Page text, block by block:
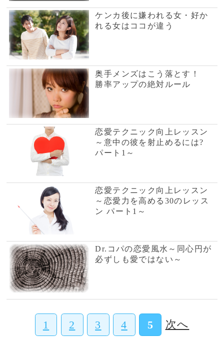
1 2 3 4 5 次へ
いま人気沸騰の電話占い
紅舟
断トツのリピート
率！数秘術、霊感タ
ロットの実力派鑑定
羽音
届ける鑑定師
花香美樹
します。
ジェンマ
心のターンオーバー
を手伝うエネルギー
ワーカーセラピスト